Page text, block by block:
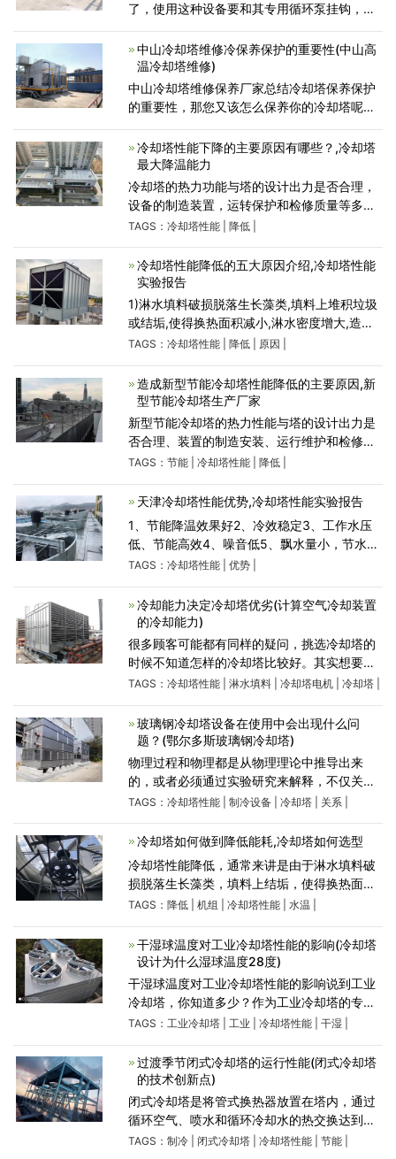
了，使用这种设备要和其专用循环泵挂钩，所
名思义封闭式冷却塔是让蒸汽进行冷却的机
器，所以专用循环泵
中山冷却塔维修冷保养保护的重要性(中山高
温冷却塔维修)
中山冷却塔维修保养厂家总结冷却塔保养保护
的重要性，那您又该怎么保养你的冷却塔呢？
家产品质量问题，许多冷却塔金属结构短时间
内大量生锈，大大减
冷却塔性能下降的主要原因有哪些？,冷却塔
最大降温能力
冷却塔的热力功能与塔的设计出力是否合理，
设备的制造装置，运转保护和检修质量等多种
因素有关，有必要根据每个塔的具体情况进行
位介绍下冷却塔功
TAGS： 冷却塔性能| 降低|
冷却塔性能降低的五大原因介绍,冷却塔性能
实验报告
1)淋水填料破损脱落生长藻类,填料上堆积垃圾
或结垢,使得换热面积减小,淋水密度增大,造成
出塔水温升高.2)配水槽阻塞高程不一,水槽溢
均.配水
TAGS： 冷却塔性能| 降低| 原因
造成新型节能冷却塔性能降低的主要原因,新
型节能冷却塔生产厂家
新型节能冷却塔的热力性能与塔的设计出力是
否合理、装置的制造安装、运行维护和检修质
量等多种因素有关，根据每个塔的具体情况进
有：（1） 淋水填料破
TAGS： 节能| 冷却塔性能| 降低|
天津冷却塔性能优势,冷却塔性能实验报告
1、节能降温效果好2、冷效稳定3、工作水压
低、节能高效4、噪音低5、飘水量小，节水效
果显著6、维修量少，减少生产成本7、新型喷
构，而且塔身内部
TAGS： 冷却塔性能| 优势|
冷却能力决定冷却塔优劣(计算空气冷却装置
的冷却能力)
很多顾客可能都有同样的疑问，挑选冷却塔的
时候不知道怎样的冷却塔比较好。其实想要检
验一个冷却塔性能的优劣就看其冷却能力的高
心。那么，冷却能力
TAGS： 冷却塔性能| 淋水填料| 冷却塔电机| 冷却塔|
玻璃钢冷却塔设备在使用中会出现什么问
题？(鄂尔多斯玻璃钢冷却塔)
物理过程和物理都是从物理理论中推导出来
的，或者必须通过实验研究来解释，不仅关系
到冷却塔的功能，还关系到冷却塔的线路承载
度下的传热。不同温
TAGS： 冷却塔性能| 制冷设备| 冷却塔| 关系
冷却塔如何做到降低能耗,冷却塔如何选型
冷却塔性能降低，通常来讲是由于淋水填料破
损脱落生长藻类，填料上结垢，使得换热面积
减小，淋水密度增大，造成出塔水温升高。这
是夏季高温季节，冷却塔性能
TAGS： 降低| 机组 冷却塔性能| 水温
干湿球温度对工业冷却塔性能的影响(冷却塔
设计为什么湿球温度28度)
干湿球温度对工业冷却塔性能的影响说到工业
冷却塔，你知道多少？作为工业冷却塔的专业
生产厂家，我想和大家分享一下干球和湿球温
量工业冷却塔性能
TAGS： 工业冷却塔| 工业 冷却塔性能| 干湿|
过渡季节闭式冷却塔的运行性能(闭式冷却塔
的技术创新点)
闭式冷却塔是将管式换热器放置在塔内，通过
循环空气、喷水和循环冷却水的热交换达到冷
却效果的装置。近年来，闭式冷却塔在电力、
TAGS： 制冷| 闭式冷却塔| 冷却塔性能| 节能|